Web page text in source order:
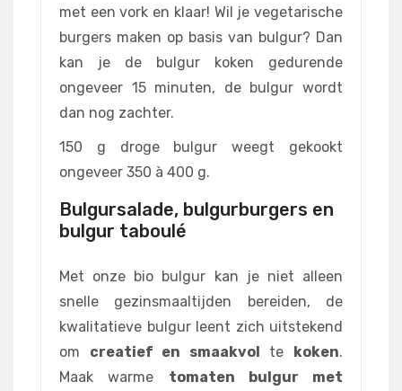
met een vork en klaar! Wil je vegetarische
burgers maken op basis van bulgur? Dan
kan je de bulgur koken gedurende
ongeveer 15 minuten, de bulgur wordt
dan nog zachter.
150 g droge bulgur weegt gekookt
ongeveer 350 à 400 g.
Bulgursalade, bulgurburgers en
bulgur taboulé
Met onze bio bulgur kan je niet alleen
snelle gezinsmaaltijden bereiden, de
kwalitatieve bulgur leent zich uitstekend
om creatief en smaakvol te koken.
Maak warme tomaten bulgur met